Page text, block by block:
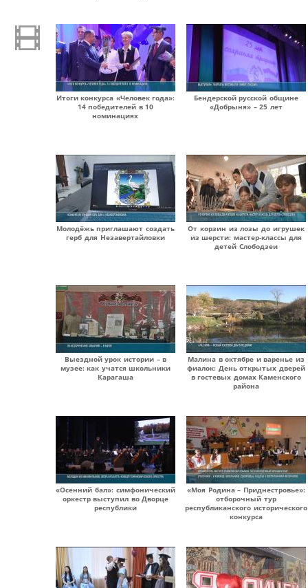
Итоги конкурса «Человек года»:
14 победителей в 10
номинациях
Бендерской русской общине
«Добрыня» – 25 лет
Молодёжь приглашают создать
герб для Незавертайловки
От корзин из лозы до игрушек
из шерсти: мастер-классы для
детей Слободзеи
Выездной урок истории – в
музее: как учатся школьники
Карагаша
Малина в октябре и варенье из
фиалок: День открытых дверей
в гостевых домах Каменского
района
«Осенний бал»: симфонический
оркестр выступил во Дворце
республики
«Моя Родина – Приднестровье»:
отборочный тур
республиканского исторического
конкурса